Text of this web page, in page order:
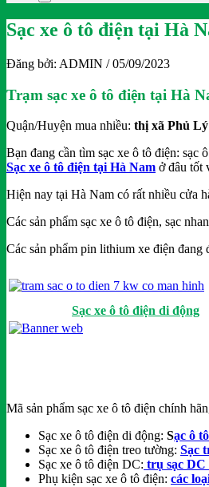
Sạc xe ô tô điện tại Hà
Đăng bởi: ADMIN / 05/09/2023
Trạm sạc xe ô tô điện tại Hà
Quận/Huyện mua nhiều: thị xã Phủ
Bạn đang cần tìm sạc xe ô tô điện:
Sạc xe ô tô điện tại Hà Nam ở đâu tốt
Hiện nay tại Hà Nam có rất nhiều cửa
Các sản phẩm sạc xe ô tô điện, sạc
Các sản phẩm pin lithium xe điện
Sạc xe ô tô điện di động
Mã sản phẩm sạc xe ô tô điện chính
Sạc xe ô tô điện di động: Sạc ô
Sạc xe ô tô điện treo tường: Sạc
Sạc xe ô tô điện DC: trụ sạc DC
Phụ kiện sạc xe ô tô điện: các